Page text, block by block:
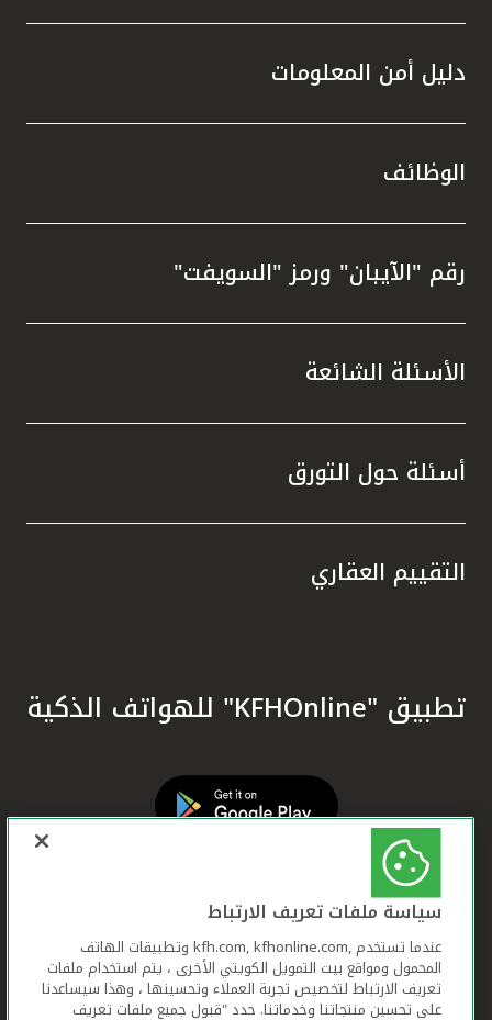
دليل أمن المعلومات
الوظائف
رقم "الآيبان" ورمز "السويفت"
الأسئلة الشائعة
أسئلة حول التورق
التقييم العقاري
تطبيق "KFHOnline" للهواتف الذكية
سياسة ملفات تعريف الارتباط
عندما تستخدم ,kfh.com, kfhonline.com وتطبيقات الهاتف
المحمول ومواقع بيت التمويل الكويتي الأخرى ، يتم استخدام ملفات
تعريف الارتباط لتخصيص تجربة العملاء وتحسينها ، وهذا سيساعدنا
على تحسين منتجاتنا وخدماتنا. حدد "قبول جميع ملفات تعريف